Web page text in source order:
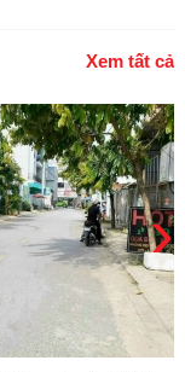
Xem tất cả
›